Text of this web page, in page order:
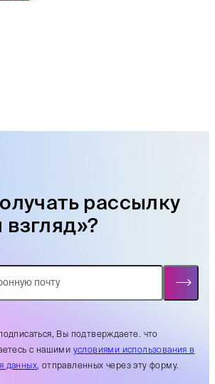
рассылку
Вы подтверждаете. что
с нашими условиями использования в
данных, отправленных через эту форму.